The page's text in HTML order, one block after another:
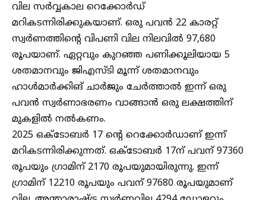
വില സർവ്വകാല റെക്കോർഡ്
മറികടന്നിരിക്കുകയാണ്. ഒരു പവൻ 22 കാരറ്റ്
സ്വർണത്തിന്റെ വിപണി വില നിലവിൽ 97,680
രൂപയാണ്. ഏറ്റവും കുറഞ്ഞ പണിക്കൂലിയായ 5
ശതമാനവും ജിഎസ്ടി മൂന്ന് ശതമാനവും
ഹാൾമാർക്കിങ് ചാർജും ചേർത്താൽ ഇന്ന് ഒരു
പവൻ സ്വർണാഭരണം വാങ്ങാൻ ഒരു ലക്ഷത്തിന്
മുകളിൽ നൽകണം.
2025 ഒക്ടോബർ 17 ന്റെ റെക്കോർഡാണ് ഇന്ന്
മറികടന്നിരിക്കുന്നത്. ഒക്ടോബർ 17ന് പവന് 97360
രൂപയും ​ഗ്രാമിന് 2170 രൂപയുമായിരുന്നു. ഇന്ന്
ഗ്രാമിന് 12210 രൂപയും പവന് 97680 രൂപയുമാണ്